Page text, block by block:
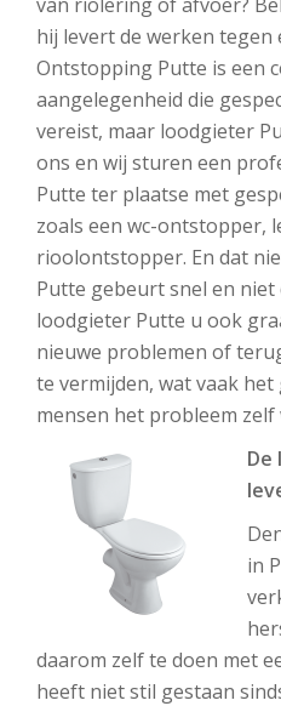
hij levert de werken tegen
Ontstopping Putte is een
aangelegenheid die
vereist, maar loodgieter
ons en wij sturen een
Putte ter plaatse met
zoals een wc-ontstopper,
rioolontstopper. En dat
Putte gebeurt snel en
loodgieter Putte u ook
nieuwe problemen of
te vermijden, wat vaak het
mensen het probleem zelf
in
daarom zelf te doen met
heeft niet stil gestaan